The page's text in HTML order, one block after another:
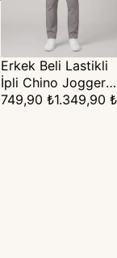
Erkek Beli Lastikli
İpli Chino Jogger
Pantolon
749,90 ₺1.349,90 ₺